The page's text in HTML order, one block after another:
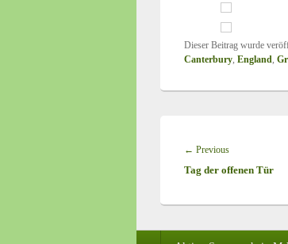
Dieser Beitrag wurde
Canterbury, England,
← Previous
post:
Tag der offenen Tür
Seitenfuß-